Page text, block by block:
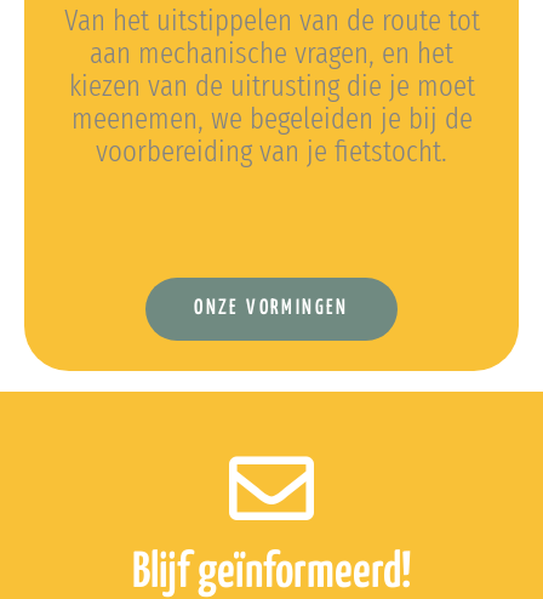
Van het uitstippelen van de route tot
aan mechanische vragen, en het
kiezen van de uitrusting die je moet
meenemen, we begeleiden je bij de
voorbereiding van je fietstocht.
ONZE VORMINGEN
Blijf geïnformeerd!